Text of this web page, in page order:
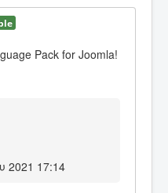
Pack for Joomla!
2021 17:14